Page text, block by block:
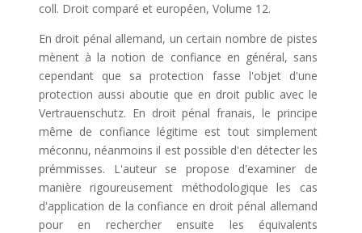
coll. Droit comparé et européen, Volume 12.
En droit pénal allemand, un certain nombre de pistes
mènent à la notion de confiance en général, sans
cependant que sa protection fasse l'objet d'une
protection aussi aboutie que en droit public avec le
Vertrauenschutz. En droit pénal franais, le principe
même de confiance légitime est tout simplement
méconnu, néanmoins il est possible d'en détecter les
prémmisses. L'auteur se propose d'examiner de
manière rigoureusement méthodologique les cas
d'application de la confiance en droit pénal allemand
pour en rechercher ensuite les équivalents